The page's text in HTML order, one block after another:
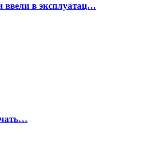
ввели в эксплуатац…